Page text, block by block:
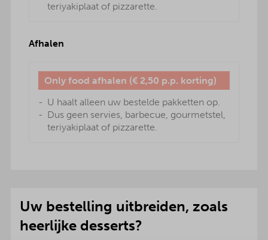
teriyakiplaat of pizzarette.
Afhalen
Only food afhalen (€ 2,50 p.p. korting)
U haalt alleen uw bestelde pakketten op.
Dus geen servies, barbecue, gourmetstel,
teriyakiplaat of pizzarette.
Uw bestelling uitbreiden, zoals
heerlijke desserts?